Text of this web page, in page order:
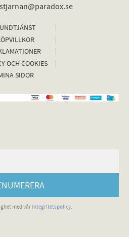
OCH COOKIES
SIDOR
med vår integritetspolicy.